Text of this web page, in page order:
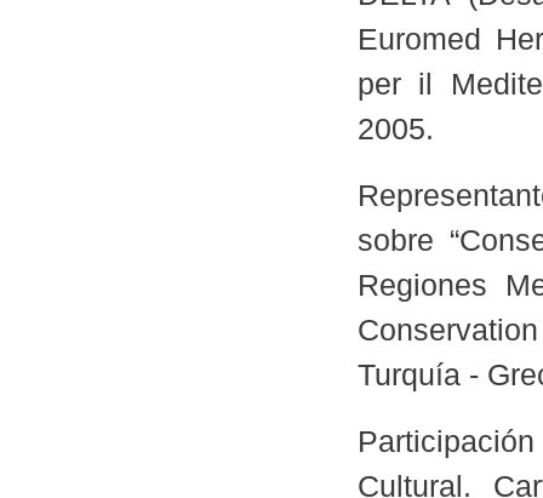
Euromed
per il
2005.
sobre
Regiones
Turquía -
Cultural.